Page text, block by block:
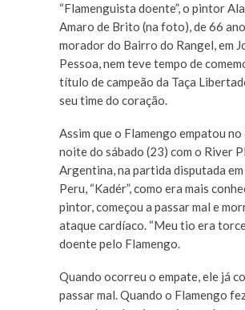
“Flamenguista doente”, o pintor
Amaro de Brito (na foto), de 66
morador do Bairro do Rangel, em
Pessoa, nem teve tempo de
título de campeão da Taça
seu time do coração.
Assim que o Flamengo empatou
noite do sábado (23) com o River
Argentina, na partida disputada em
Peru, “Kadér”, como era mais
pintor, começou a passar mal e
ataque cardíaco. “Meu tio era
doente pelo Flamengo.
Quando ocorreu o empate, ele já
passar mal. Quando o Flamengo